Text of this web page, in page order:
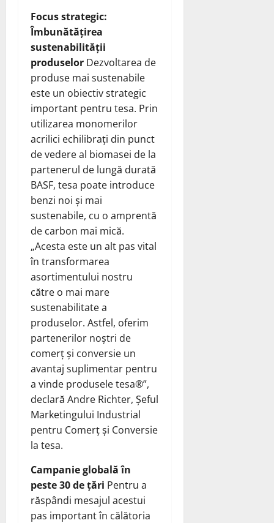
Focus strategic:
Îmbunătățirea
sustenabilității
produselor Dezvoltarea de
produse mai sustenabile
este un obiectiv strategic
important pentru tesa. Prin
utilizarea monomerilor
acrilici echilibrați din punct
de vedere al biomasei de la
partenerul de lungă durată
BASF, tesa poate introduce
benzi noi și mai
sustenabile, cu o amprentă
de carbon mai mică.
„Acesta este un alt pas vital
în transformarea
asortimentului nostru
către o mai mare
sustenabilitate a
produselor. Astfel, oferim
partenerilor noștri de
comerț și conversie un
avantaj suplimentar pentru
a vinde produsele tesa®”,
declară Andre Richter, Șeful
Marketingului Industrial
pentru Comerț și Conversie
la tesa.
Campanie globală în
peste 30 de țări Pentru a
răspândi mesajul acestui
pas important în călătoria